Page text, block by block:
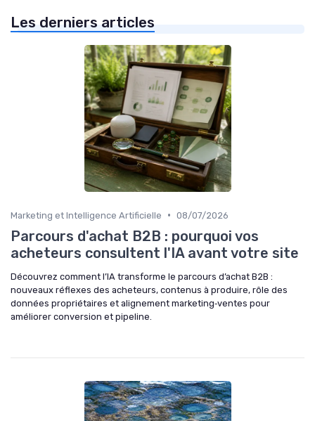
Les derniers articles
Marketing et Intelligence Artificielle • 08/07/2026
Parcours d'achat B2B : pourquoi vos
acheteurs consultent l'IA avant votre site
Découvrez comment l’IA transforme le parcours d’achat B2B :
nouveaux réflexes des acheteurs, contenus à produire, rôle des
données propriétaires et alignement marketing‑ventes pour
améliorer conversion et pipeline.